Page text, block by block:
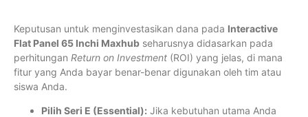
Keputusan untuk menginvestasikan dana pada Interactive
Flat Panel 65 Inchi Maxhub seharusnya didasarkan pada
perhitungan Return on Investment (ROI) yang jelas, di mana
fitur yang Anda bayar benar-benar digunakan oleh tim atau
siswa Anda.
Pilih Seri E (Essential): Jika kebutuhan utama Anda